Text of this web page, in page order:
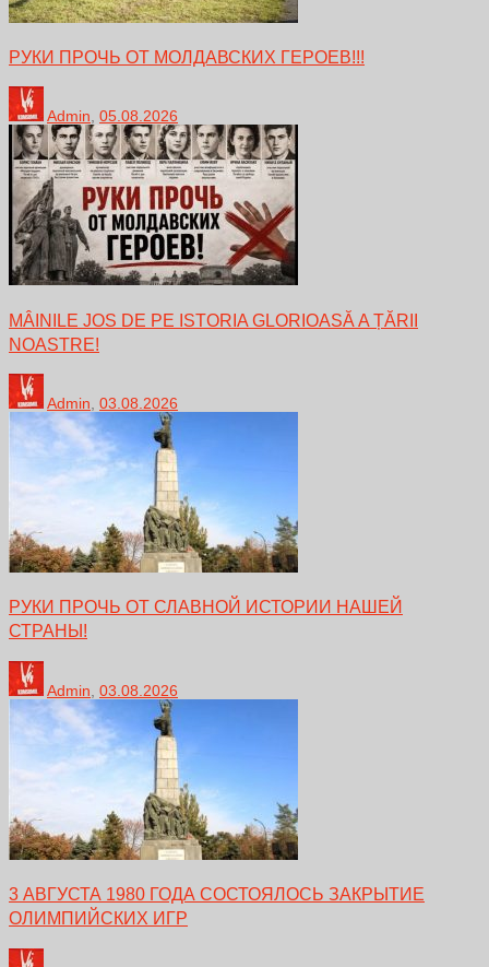
РУКИ ПРОЧЬ ОТ МОЛДАВСКИХ ГЕРОЕВ!!!
Admin, 05.08.2026
MÂINILE JOS DE PE ISTORIA GLORIOASĂ A ȚĂRII
NOASTRE!
Admin 03.08.2026
РУКИ ПРОЧЬ ОТ СЛАВНОЙ ИСТОРИИ НАШЕЙ
СТРАНЫ!
Admin 03.08.2026
3 АВГУСТА 1980 ГОДА СОСТОЯЛОСЬ ЗАКРЫТИЕ
ОЛИМПИЙСКИХ ИГР